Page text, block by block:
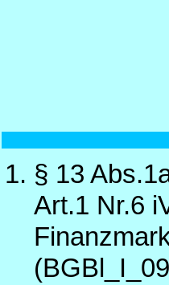
§ 13
Art.1 Nr.6